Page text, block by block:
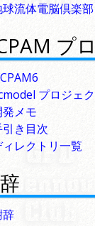
球流体電脳倶楽部
プ
プロジェ
発メモ
引き目次
ィレクトリ一覧
辞